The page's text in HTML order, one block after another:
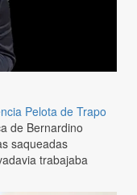
Pelota de Trapo
de Bernardino
saqueadas
trabajaba